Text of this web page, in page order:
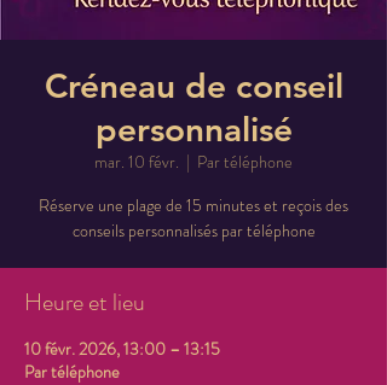
Créneau de conseil
personnalisé
mar. 10 févr.
  |
Par téléphone
Réserve une plage de 15 minutes et reçois des
conseils personnalisés par téléphone
Heure et lieu
10 févr. 2026, 13:00 – 13:15
Par téléphone